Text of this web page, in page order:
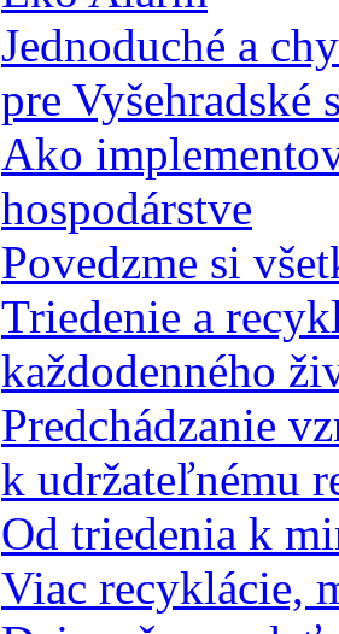
Jednoduché a
pre Vyšehradské
Ako
hospodárstve
Povedzme si
Triedenie a
každodenného
Predchádzanie
k udržateľnému
Od triedenia k
Viac recyklácie,